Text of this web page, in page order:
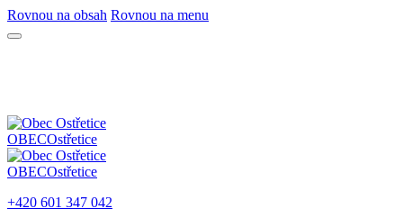
Rovnou na obsah Rovnou na menu
OBECOstřetice
OBECOstřetice
+420 601 347 042